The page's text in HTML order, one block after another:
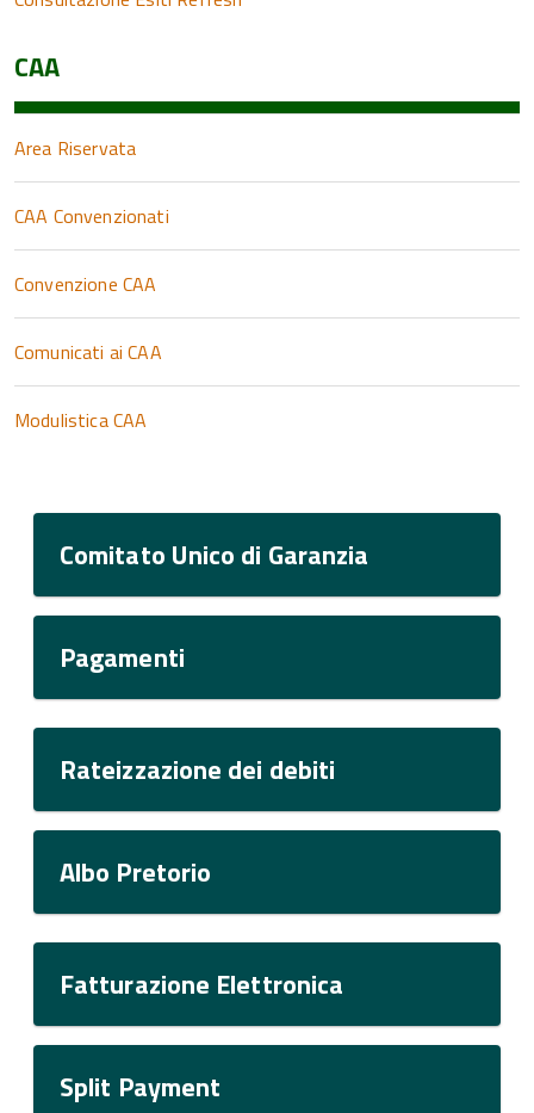
CAA
Area Riservata
CAA Convenzionati
Convenzione CAA
Comunicati ai CAA
Modulistica CAA
Comitato Unico di Garanzia
Pagamenti
Rateizzazione dei debiti
Albo Pretorio
Fatturazione Elettronica
Split Payment